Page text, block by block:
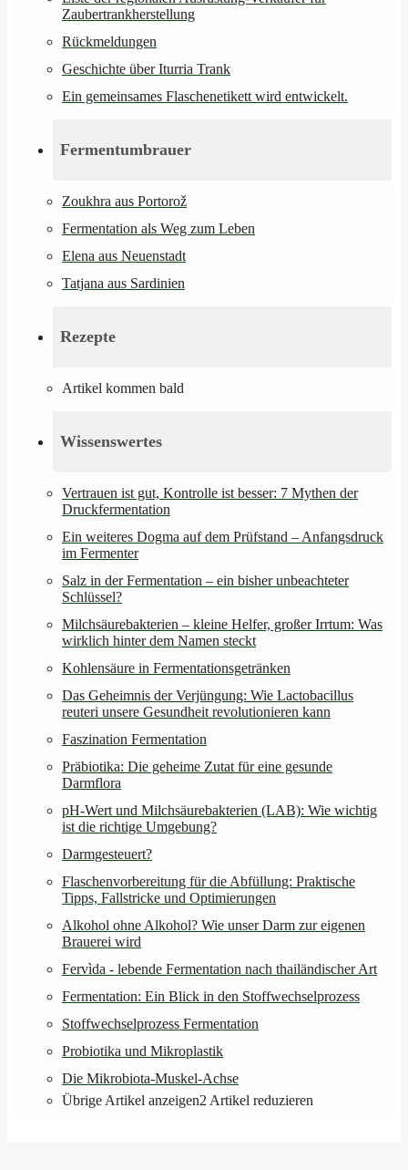
Zaubertrankherstellung
Rückmeldungen
Geschichte über Iturria Trank
Ein gemeinsames Flaschenetikett wird entwickelt.
Fermentumbrauer
Zoukhra aus Portorož
Fermentation als Weg zum Leben
Elena aus Neuenstadt
Tatjana aus Sardinien
Rezepte
Artikel kommen bald
Wissenswertes
Vertrauen ist gut, Kontrolle ist besser: 7 Mythen der
Druckfermentation
Ein weiteres Dogma auf dem Prüfstand – Anfangsdruck
im Fermenter
Salz in der Fermentation – ein bisher unbeachteter
Schlüssel?
Milchsäurebakterien – kleine Helfer, großer Irrtum: Was
wirklich hinter dem Namen steckt
Kohlensäure in Fermentationsgetränken
Das Geheimnis der Verjüngung: Wie Lactobacillus
reuteri unsere Gesundheit revolutionieren kann
Faszination Fermentation
Präbiotika: Die geheime Zutat für eine gesunde
Darmflora
pH-Wert und Milchsäurebakterien (LAB): Wie wichtig
ist die richtige Umgebung?
Darmgesteuert?
Flaschenvorbereitung für die Abfüllung: Praktische
Tipps, Fallstricke und Optimierungen
Alkohol ohne Alkohol? Wie unser Darm zur eigenen
Brauerei wird
Fervìda - lebende Fermentation nach thailändischer Art
Fermentation: Ein Blick in den Stoffwechselprozess
Stoffwechselprozess Fermentation
Probiotika und Mikroplastik
Die Mikrobiota-Muskel-Achse
Übrige Artikel anzeigen2 Artikel reduzieren